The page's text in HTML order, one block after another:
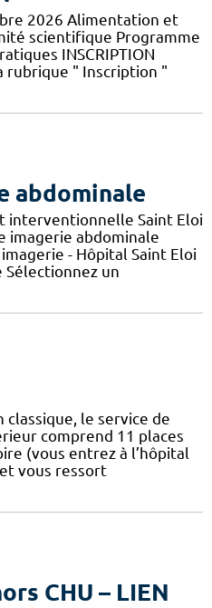
2026 Alimentation et
scientifique Programme
​INSCRIPTION
rubrique " Inscription "
abdominale
interventionnelle Saint Eloi
imagerie abdominale
- Hôpital Saint Eloi
un
le service de
comprend 11 places
(vous entrez à l’hôpital
vous ressort
CHU – LIEN